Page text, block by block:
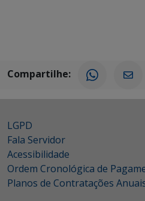
Compartilhe:
LGPD
Fala Servidor
Acessibilidade
Ordem Cronológica de
Planos de Contratações